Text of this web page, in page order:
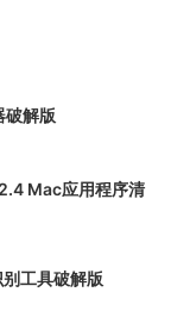
解版
Mac应用程序清
工具破解版